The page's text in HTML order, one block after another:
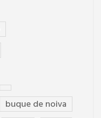
buque de noiva